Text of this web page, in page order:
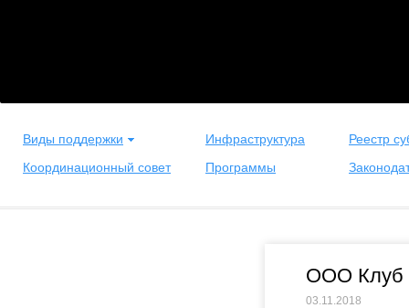
Виды поддержки Инфраструктура
Реестр
Координационный совет
Программы
ООО Клуб
03.11.2018